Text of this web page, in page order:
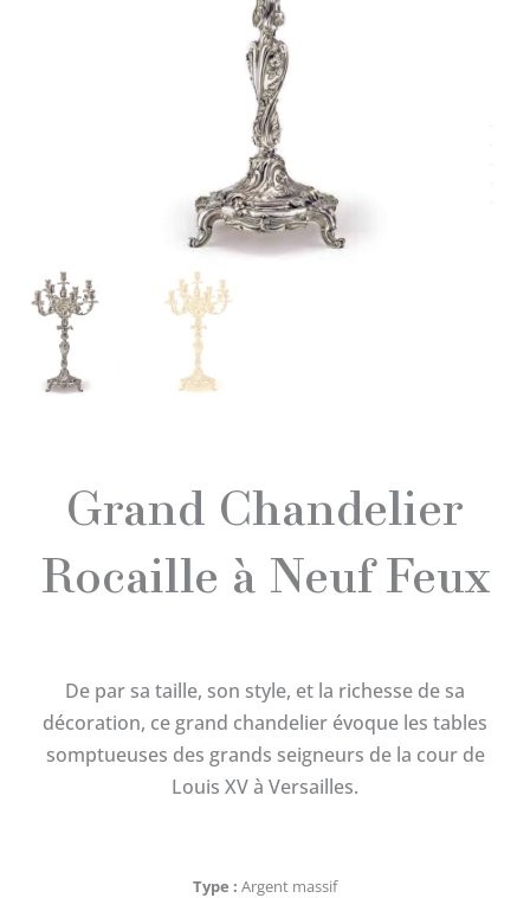
Grand Chandelier
Rocaille à Neuf Feux
De par sa taille, son style, et la richesse de sa
décoration, ce grand chandelier évoque les tables
somptueuses des grands seigneurs de la cour de
Louis XV à Versailles.
Type
Argent massif